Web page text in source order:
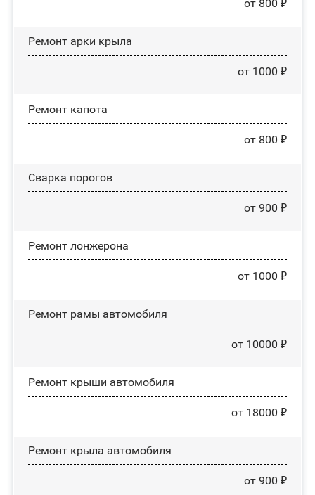
от 800 ₽
Ремонт арки крыла
от 1000 ₽
Ремонт капота
от 800 ₽
Сварка порогов
от 900 ₽
Ремонт лонжерона
от 1000 ₽
Ремонт рамы автомобиля
от 10000 ₽
Ремонт крыши автомобиля
от 18000 ₽
Ремонт крыла автомобиля
от 900 ₽